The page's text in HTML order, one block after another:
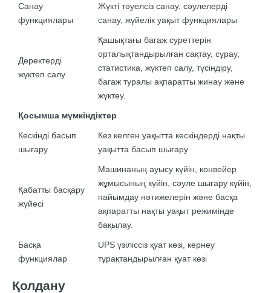
Санау
функциялары
Жүкті тәуелсіз санау, сәулелерді
санау, жүйелік уақыт функциялары
Деректерді
жүктеп салу
Қашықтағы багаж суреттерін
орталықтандырылған сақтау, сұрау,
статистика, жүктеп салу, түсіндіру,
багаж туралы ақпаратты жинау және
жүктеу.
Қосымша мүмкіндіктер
Кескінді басып
шығару
Кез келген уақытта кескіндерді нақты
уақытта басып шығару
Қабатты басқару
жүйесі
Машинаның ауысу күйін, конвейер
жұмысының күйін, сәуле шығару күйін,
пайымдау нәтижелерін және басқа
ақпаратты нақты уақыт режимінде
бақылау.
Басқа
функциялар
UPS үзіліссіз қуат көзі, кернеу
тұрақтандырылған қуат көзі
Қолдану